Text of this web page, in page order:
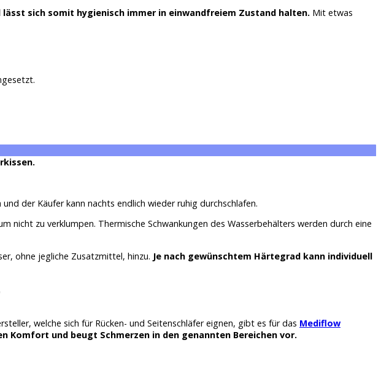
lässt sich somit hygienisch immer in einwandfreiem Zustand halten. Mit etwas
der Käufer kann nachts endlich wieder ruhig durchschlafen.
nicht zu verklumpen. Thermische Schwankungen des Wasserbehälters werden durch eine
ohne jegliche Zusatzmittel, hinzu. Je nach gewünschtem Härtegrad kann individuell
welche sich für Rücken- und Seitenschläfer eignen, gibt es für das Mediflow
Komfort und beugt Schmerzen in den genannten Bereichen vor.